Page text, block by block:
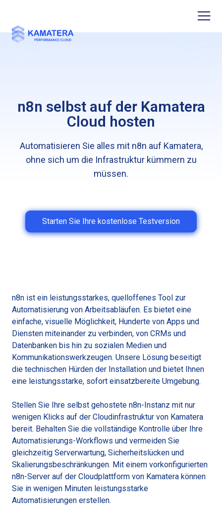
n8n selbst auf der Kamatera
Cloud hosten
Automatisieren Sie alles mit n8n auf Kamatera,
ohne sich um die Infrastruktur kümmern zu
müssen.
Starten Sie Ihre kostenlose Testversion
n8n ist ein leistungsstarkes, quelloffenes Tool zur
Automatisierung von Arbeitsabläufen. Es bietet eine
einfache, visuelle Möglichkeit, Hunderte von Apps und
Diensten miteinander zu verbinden, von CRMs und
Datenbanken bis hin zu sozialen Medien und
Kommunikationswerkzeugen. Unsere Lösung beseitigt
die technischen Hürden der Installation und bietet Ihnen
eine leistungsstarke, sofort einsatzbereite Umgebung.
Stellen Sie Ihre selbst gehostete n8n-Instanz mit nur
wenigen Klicks auf der Cloudinfrastruktur von Kamatera
bereit. Behalten Sie die vollständige Kontrolle über Ihre
Automatisierungs-Workflows und vermeiden Sie
gleichzeitig Serverwartung, Sicherheitslücken und
Skalierungsbeschränkungen. Mit einem vorkonfigurierten
n8n-Server auf der Cloudplattform von Kamatera können
Sie in wenigen Minuten leistungsstarke
Automatisierungen erstellen.